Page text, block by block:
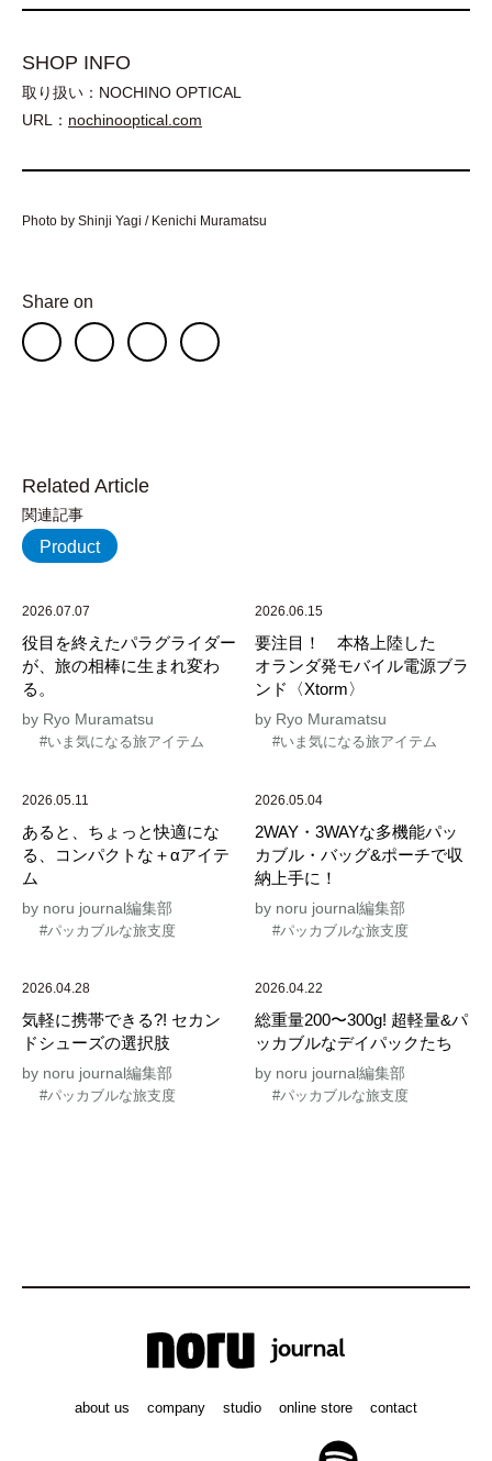
SHOP INFO
取り扱い：NOCHINO OPTICAL
URL： nochinooptical.com
Photo by Shinji Yagi / Kenichi Muramatsu
Share on
Related Article
関連記事
Product
2026.07.07
役目を終えたパラグライダー
が、旅の相棒に生まれ変わ
る。
by Ryo Muramatsu
#いま気になる旅アイテム
2026.06.15
要注目！ 本格上陸した
オランダ発モバイル電源ブラ
ンド〈Xtorm〉
by Ryo Muramatsu
#いま気になる旅アイテム
2026.05.11
あると、ちょっと快適にな
る、コンパクトな＋αアイテ
ム
by noru journal編集部
#パッカブルな旅支度
2026.05.04
2WAY・3WAYな多機能パッ
カブル・バッグ&ポーチで収
納上手に！
by noru journal編集部
#パッカブルな旅支度
2026.04.28
気軽に携帯できる?! セカン
ドシューズの選択肢
by noru journal編集部
#パッカブルな旅支度
2026.04.22
総重量200〜300g! 超軽量&パ
ッカブルなデイパックたち
by noru journal編集部
#パッカブルな旅支度
about us company studio online store contact